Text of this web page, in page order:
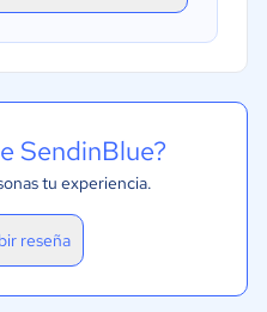
SendinBlue?
tu experiencia.
reseña